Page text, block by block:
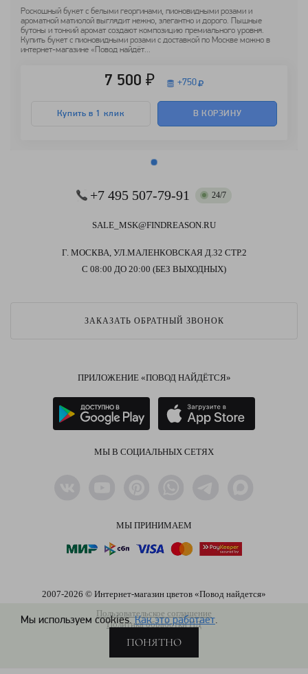
Мы используем cookies.Как это работает.
ПОНЯТНО
Роскошный букет с белыми георгинами, пионовидными розами и
ароматной матиолой выглядит нежно, элегантно и дорого. Пышные
бутоны и тонкий аромат создают композицию премиального уровня.
Купить букет с пионовидными розами с доставкой по Москве можно в
интернет-магазине «Повод найдёт...
7 500 ₽ +750
Купить в 1 клик В КОРЗИНУ
+7 495 507-79-91 24/7
SALE_MSK@FINDREASON.RU
Г. МОСКВА, УЛ.МАЛЕНКОВСКАЯ Д.32 СТР.2
С 08:00 ДО 20:00 (БЕЗ ВЫХОДНЫХ)
ЗАКАЗАТЬ ОБРАТНЫЙ ЗВОНОК
ПРИЛОЖЕНИЕ «ПОВОД НАЙДЁТСЯ»
МЫ В СОЦИАЛЬНЫХ СЕТЯХ
МЫ ПРИНИМАЕМ
2007-2026 © Интернет-магазин цветов «Повод найдется»
Пользовательское соглашение
Политика обработки ПД